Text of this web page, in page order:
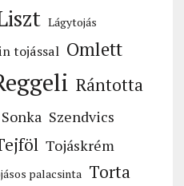
Lágytojás
tojással Omlett
Rántotta
Sonka Szendvics
Tojáskrém
palacsinta Torta